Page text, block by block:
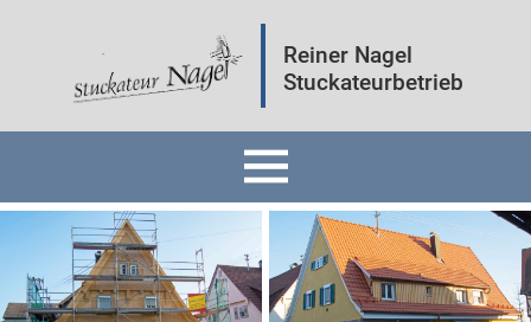
Reiner Nagel
Stuckateurbetrieb
Fassaden